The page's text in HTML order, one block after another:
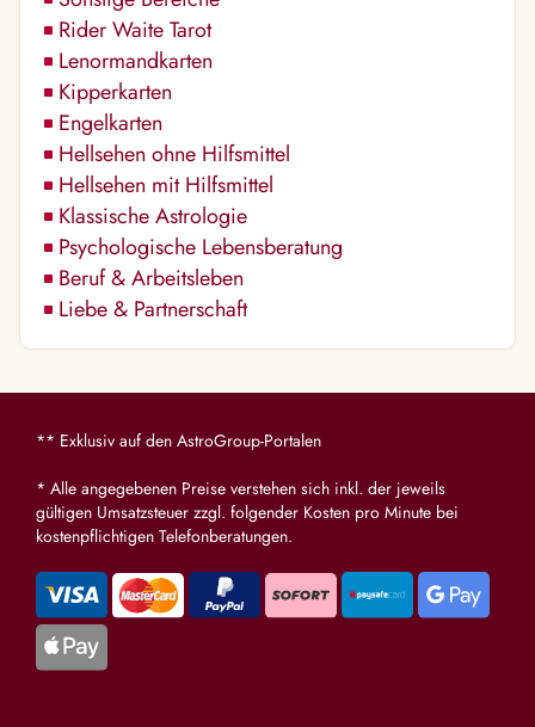
Rider Waite Tarot
Lenormandkarten
Kipperkarten
Engelkarten
Hellsehen ohne Hilfsmittel
Hellsehen mit Hilfsmittel
Klassische Astrologie
Psychologische Lebensberatung
Beruf & Arbeitsleben
Liebe & Partnerschaft
** Exklusiv auf den AstroGroup-Portalen
* Alle angegebenen Preise verstehen sich inkl. der jeweils
gültigen Umsatzsteuer zzgl. folgender Kosten pro Minute bei
kostenpflichtigen Telefonberatungen.